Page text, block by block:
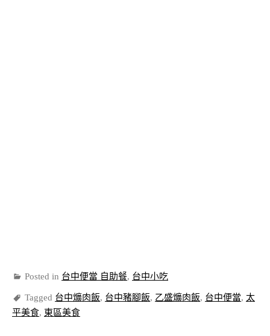
Posted in 台中便當 自助餐, 台中小吃
Tagged 台中爌肉飯, 台中豬腳飯, 乙盛爌肉飯, 台中便當, 太
平美食, 東區美食